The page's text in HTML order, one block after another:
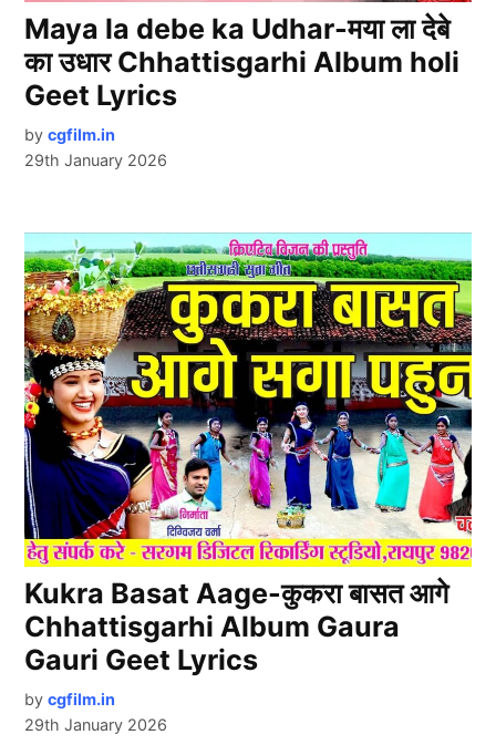
Maya la debe ka Udhar-मया ला देबे
का उधार Chhattisgarhi Album holi
Geet Lyrics
by cgfilm.in
29th January 2026
Kukra Basat Aage-कुकरा बासत आगे
Chhattisgarhi Album Gaura
Gauri Geet Lyrics
by cgfilm.in
29th January 2026